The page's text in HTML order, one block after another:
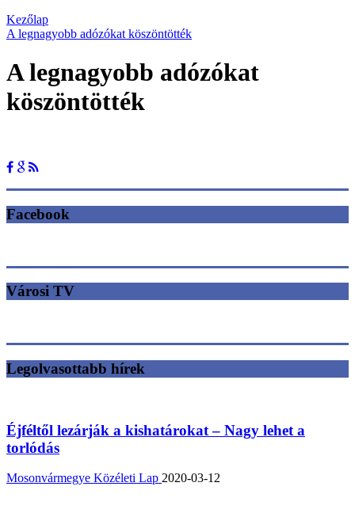
Kezőlap
A legnagyobb adózókat köszöntötték
A legnagyobb adózókat
köszöntötték
Facebook
Városi TV
Legolvasottabb hírek
Éjféltől lezárják a kishatárokat – Nagy lehet a
torlódás
Mosonvármegye Közéleti Lap 2020-03-12